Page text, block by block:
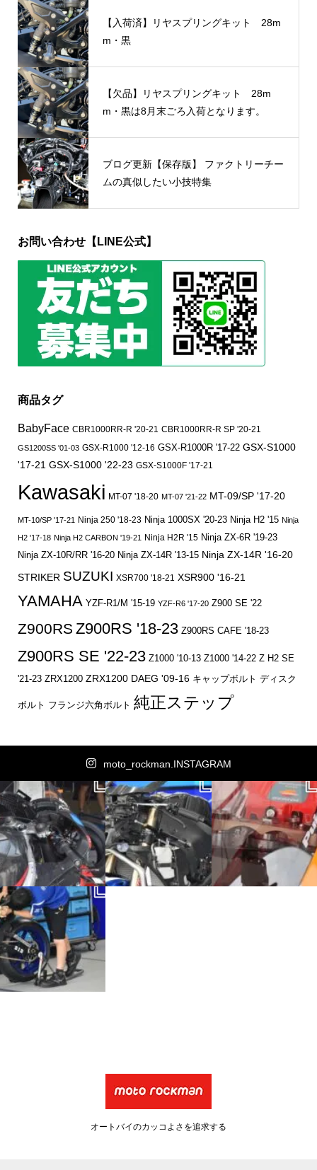
【入荷済】リヤスプリングキット 28m
m・黒
【欠品】リヤスプリングキット 28m
m・黒は8月末ごろ入荷となります。
ブログ更新【保存版】 ファクトリーチー
ムの真似したい小技特集
お問い合わせ【LINE公式】
商品タグ
BabyFace CBR1000RR-R '20-21 CBR1000RR-R SP '20-21
GS1200SS '01-03 GSX-R1000 '12-16 GSX-R1000R '17-22 GSX-S1000
'17-21 GSX-S1000 '22-23 GSX-S1000F '17-21
Kawasaki MT-07 '18-20 MT-07 '21-22 MT-09/SP '17-20
MT-10/SP '17-21 Ninja 250 '18-23 Ninja 1000SX '20-23 Ninja H2 '15 Ninja
H2 '17-18 Ninja H2 CARBON '19-21 Ninja H2R '15 Ninja ZX-6R '19-23
Ninja ZX-10R/RR '16-20 Ninja ZX-14R '13-15 Ninja ZX-14R '16-20
STRIKER SUZUKI XSR700 '18-21 XSR900 '16-21
YAMAHA YZF-R1/M '15-19 YZF-R6 '17-20 Z900 SE '22
Z900RS Z900RS '18-23 Z900RS CAFE '18-23
Z900RS SE '22-23 Z1000 '10-13 Z1000 '14-22 Z H2 SE
'21-23 ZRX1200 ZRX1200 DAEG '09-16 キャップボルト ディスク
ボルト フランジ六角ボルト 純正ステップ
moto_rockman.INSTAGRAM
オートバイのカッコよさを追求する